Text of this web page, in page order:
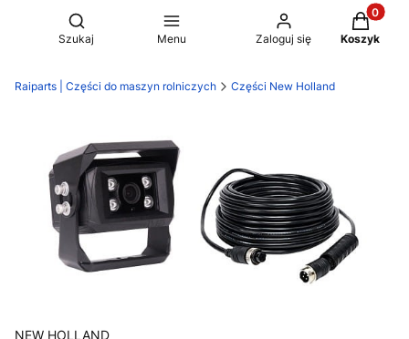
Otwórz wyszukiwarkę
Szukaj Menu Zaloguj się Koszyk
Raiparts | Części do maszyn rolniczych Części New Holland
NEW HOLLAND